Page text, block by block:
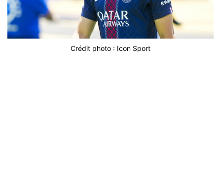
Crédit photo : Icon Sport